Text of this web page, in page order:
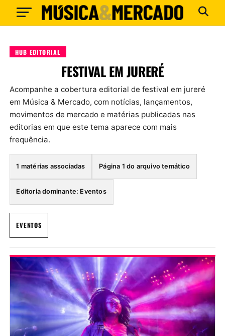
HUB EDITORIAL
FESTIVAL EM JURERÉ
Acompanhe a cobertura editorial de festival em jureré
em Música & Mercado, com notícias, lançamentos,
movimentos de mercado e matérias publicadas nas
editorias em que este tema aparece com mais
frequência.
1 matérias associadas Página 1 do arquivo temático
Editoria dominante: Eventos
EVENTOS